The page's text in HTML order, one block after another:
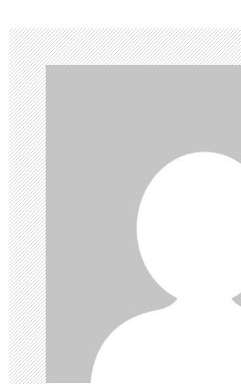
z
i
n
m
e
s
i